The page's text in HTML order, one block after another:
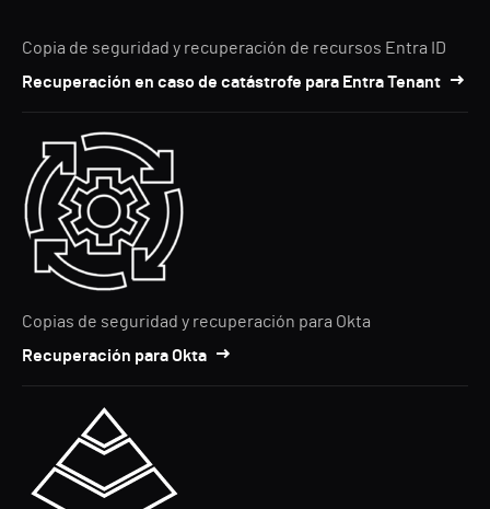
Copia de seguridad y recuperación de recursos Entra ID
Recuperación en caso de catástrofe para Entra Tenant
Copias de seguridad y recuperación para Okta
Recuperación para Okta